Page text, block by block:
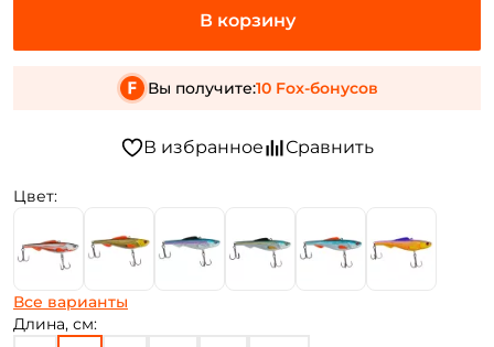
Цвет:
Все варианты
Длина, см:
Вы получите:10 Fox-бонусов